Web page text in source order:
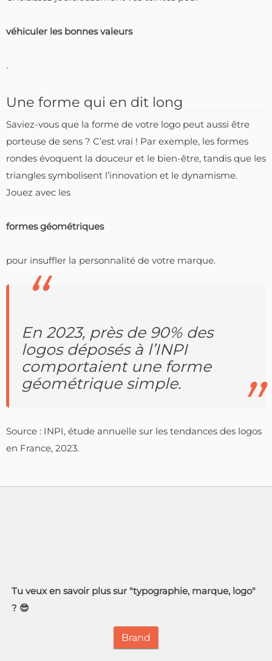
véhiculer les bonnes valeurs
.
Une forme qui en dit long
Saviez-vous que la forme de votre logo peut aussi être
porteuse de sens ? C’est vrai ! Par exemple, les formes
rondes évoquent la douceur et le bien-être, tandis que les
triangles symbolisent l’innovation et le dynamisme.
Jouez avec les
formes géométriques
pour insuffler la personnalité de votre marque.
En 2023, près de 90% des
logos déposés à l’INPI
comportaient une forme
géométrique simple.
Source : INPI, étude annuelle sur les tendances des logos
en France, 2023.
Tu veux en savoir plus sur "typographie, marque, logo"
? 😎
Brand